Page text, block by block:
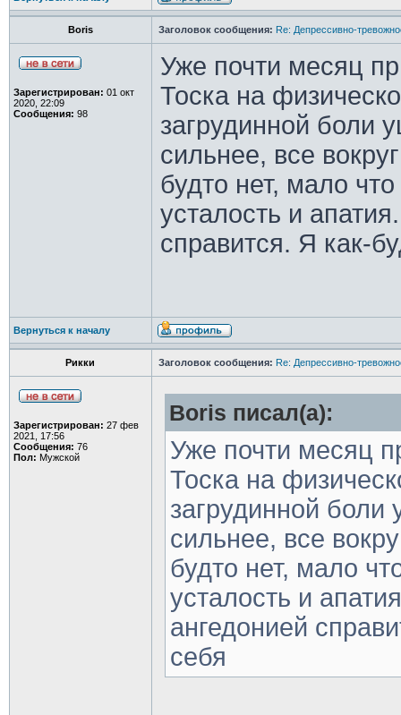
Boris Заголовок сообщения: Re: Депрессивно-
Зарегистрирован: 01 окт
2020, 22:09
Сообщения: 98
Уже почти месяц
Тоска на
загрудинной боли
сильнее, все
будто нет, мало
усталость и
справится. Я как-
Вернуться к началу
Рикки Заголовок сообщения: Re: Депрессивно-
Зарегистрирован: 27 фев
2021, 17:56
Сообщения: 76
Пол: Мужской
Boris писал(а):
Уже почти месяц
Тоска на
загрудинной
сильнее, все
будто нет, мало
усталость и
ангедонией
себя